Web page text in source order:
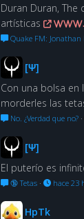
Duran Duran, The
artísticas
Quake FM: Jonathan
[Ψ]
Con una bolsa
morderles las
No. ¿Verdad que no? ·
[Ψ]
El puterío es
🔞 Tetas · hace 23
HpTk